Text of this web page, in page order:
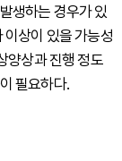
생하는 경우가 있
이상이 있을 가능성
양상과 진행 정도
필요하다.